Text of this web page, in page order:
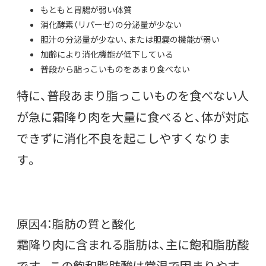
もともと胃腸が弱い体質
消化酵素（リパーゼ）の分泌量が少ない
胆汁の分泌量が少ない、または胆嚢の機能が弱い
加齢により消化機能が低下している
普段から脂っこいものをあまり食べない
特に、普段あまり脂っこいものを食べない人
が急に霜降り肉を大量に食べると、体が対応
できずに消化不良を起こしやすくなりま
す。
原因4：脂肪の質と酸化
霜降り肉に含まれる脂肪は、主に飽和脂肪酸